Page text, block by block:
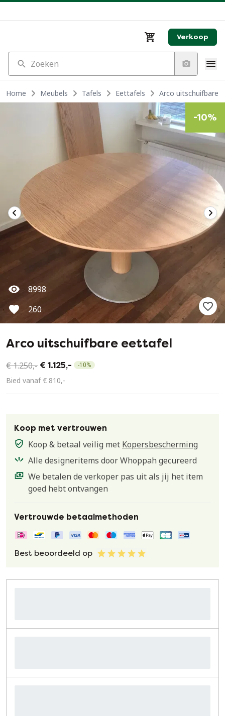
Verkoop
Zoeken
Home Meubels Tafels Eettafels Arco uitschuifbare
8998
260
-10%
Arco uitschuifbare eettafel
€ 1.250,- € 1.125,- -10%
Bied vanaf € 810,-
Koop met vertrouwen
Koop & betaal veilig met Kopersbescherming
Alle designeritems door Whoppah gecureerd
We betalen de verkoper pas uit als jij het item
goed hebt ontvangen
Vertrouwde betaalmethoden
Best beoordeeld op